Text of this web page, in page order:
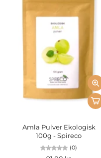
Amla Pulver Ekologisk
100g - Spireco
(0)